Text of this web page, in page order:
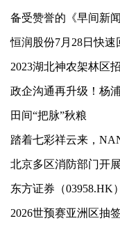
备受赞誉的《早间新
恒润股份7月28日快速
2023湖北神农架林区
政企沟通再升级！杨
田间“把脉”秋粮
踏着七彩祥云来，
北京多区消防部门开
东方证券（03958.HK
2026世预赛亚洲区抽